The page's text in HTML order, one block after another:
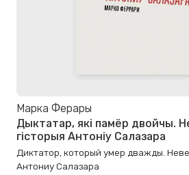
Марка Ферары
Дыктатар, які памёр двойчы.
гісторыя Антоніу Салазара
Диктатор, который умер дважды.
Антониу Салазара